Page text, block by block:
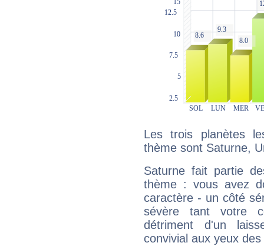
Les trois planètes
thème sont Saturne,
Saturne fait partie
thème : vous avez
caractère - un côté
sévère tant votre
détriment d'un
convivial aux yeux